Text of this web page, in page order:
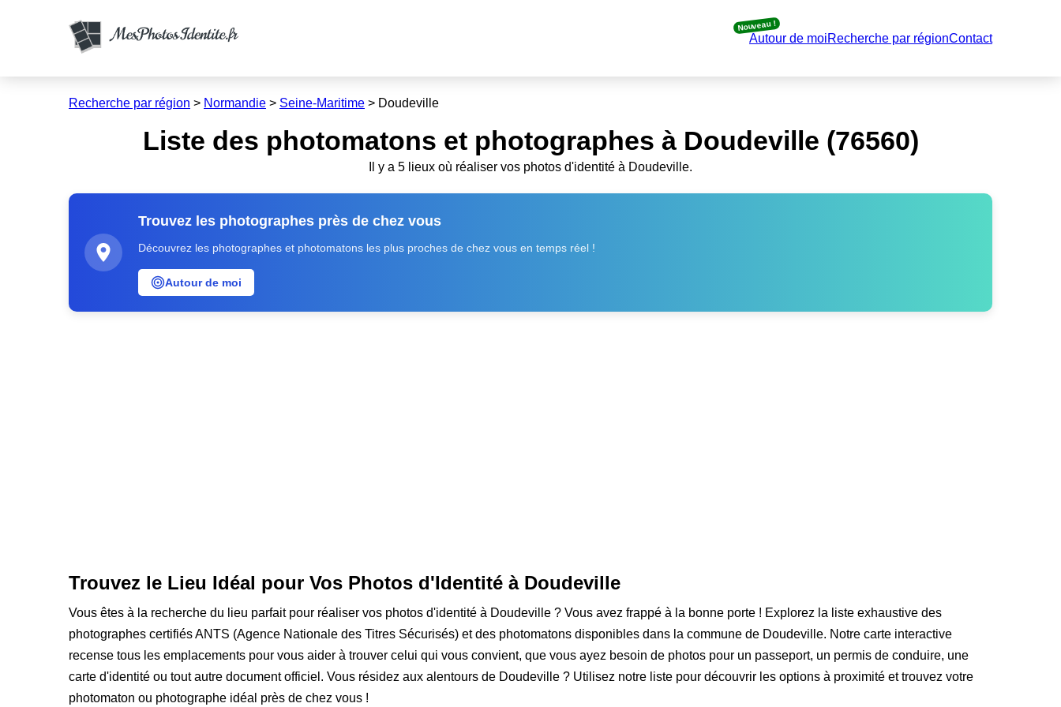
Autour de moi
Nouveau !
Recherche par régionContact
Recherche par région > Normandie > Seine-Maritime > Doudeville
Liste des photomatons et photographes à Doudeville (76560)
Il y a 5 lieux où réaliser vos photos d'identité à Doudeville.
Trouvez les photographes près de chez vous
Découvrez les photographes et photomatons les plus proches de chez vous en temps réel !
Autour de moi
Trouvez le Lieu Idéal pour Vos Photos d'Identité à Doudeville
Vous êtes à la recherche du lieu parfait pour réaliser vos photos d'identité à Doudeville ? Vous avez frappé à la bonne porte ! Explorez la liste exhaustive des
photographes certifiés ANTS (Agence Nationale des Titres Sécurisés) et des photomatons disponibles dans la commune de Doudeville. Notre carte interactive
recense tous les emplacements pour vous aider à trouver celui qui vous convient, que vous ayez besoin de photos pour un passeport, un permis de conduire, une
carte d'identité ou tout autre document officiel. Vous résidez aux alentours de Doudeville ? Utilisez notre liste pour découvrir les options à proximité et trouvez votre
photomaton ou photographe idéal près de chez vous !